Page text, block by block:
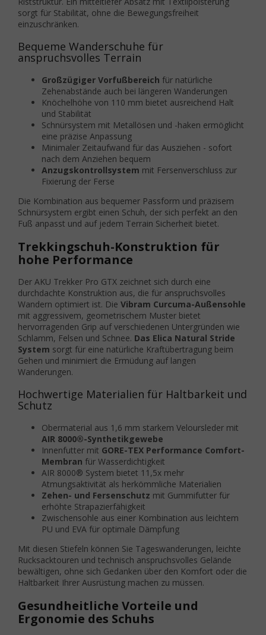
sorgt für Stabilität, ohne die Bewegungsfreiheit
einzuschränken.
Bequeme Wanderschuhe für
anspruchsvolles Terrain
Großzügiger Vorfußbereich für natürliche
Zehenabstände auch bei längeren Wanderungen
Knöchelhöhe von 110 mm bietet ausreichend Halt
und Stabilität
Schnürsystem mit Metallösen und -haken ermöglicht
eine präzise Anpassung
Minimaler Zeitaufwand für das Ausziehen - sofort
nach dem Anziehen bequem
Anzugskontrollsystem mit Fersenverschluss zur
Fixierung der Ferse
Die Kombination aus bequemer Passform und präzisem
Schnürsystem ergibt einen Schuh, der sich perfekt an den
Fuß anpasst und auf jedem Terrain Sicherheit bietet.
Trekkingschuh-Konstruktion für
hohe Performance
Der AKU Trekker Pro GTX zeichnet sich durch eine
durchdachte Konstruktion aus, die für anspruchsvolles
Wandern optimiert ist. Die Vibram Curcuma-Außensohle
mit aggressivem, geometrischem Muster bietet
hervorragenden Grip auf verschiedenen Untergründen wie
Schlamm, Felsen und Schnee. Das Elica Natural Stride
System sorgt für eine natürliche Kraftübertragung beim
Gehen und minimiert die Ermüdung auf langen
Wanderungen.
Hochwertige Materialien für Haltbarkeit und
Schutz
Obermaterial aus 1,6 mm starkem Veloursleder mit
AIR 8000®-Synthetikgewebe
Innenfutter mit GORE-TEX Performance Comfort-
Membran für Wasserdichtigkeit
AIR 8000® System bietet 11,5x mehr
Atmungsaktivität als herkömmliche Materialien
Zehen- und Fersenschutz mit Gummifutter für
erhöhte Strapazierfähigkeit
Zwischensohle aus einer Kombination aus leichtem
PU und EVA für optimale Dämpfung
Mit diesen Stiefeln können Sie Tageswanderungen, leichte
Rucksacktouren und technisch anspruchsvolles Gelände
bewältigen, ohne sich Gedanken über den Komfort oder die
Haltbarkeit Ihrer Ausrüstung machen zu müssen.
Gesundheitliche Vorteile und
Ergonomie des Schuhs